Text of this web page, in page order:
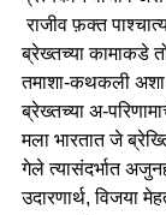
राजीव फ़क्त
ब्रेख्तच्या कामाकडे
तमाशा-कथकली अशा
ब्रेख्तच्या अ-
मला भारतात जे
गेले त्यासंदर्भात
उदारणार्थ, विजया